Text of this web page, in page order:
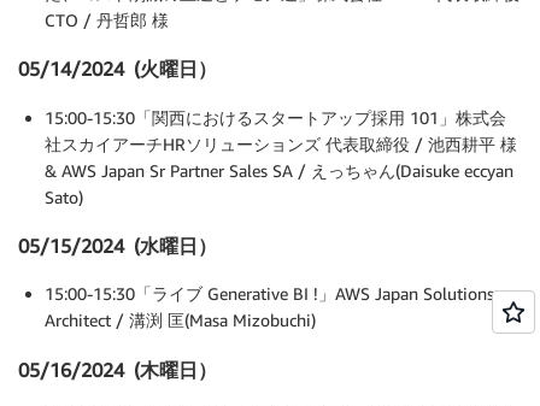
CTO / 丹哲郎 様
05/14/2024 (火曜日）
15:00-15:30「関西におけるスタートアップ採用 101」株式会
社スカイアーチHRソリューションズ 代表取締役 / 池西耕平 様
& AWS Japan Sr Partner Sales SA / えっちゃん(Daisuke eccyan
Sato)
05/15/2024 (水曜日）
15:00-15:30「ライブ Generative BI !」AWS Japan Solutions
Architect / 溝渕 匡(Masa Mizobuchi)
05/16/2024 (木曜日）